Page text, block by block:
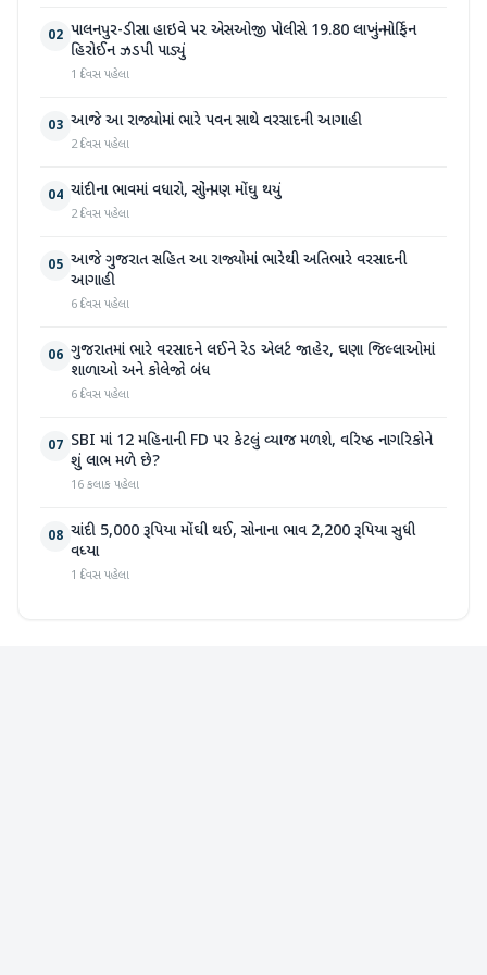
02 પાલનપુર-ડીસા હાઇવે પર એસઓજી પોલીસે 19.80 લાખનું મોર્ફિન
હિરોઈન ઝડપી પાડ્યું
1 દિવસ પહેલા
03 આજે આ રાજ્યોમાં ભારે પવન સાથે વરસાદની આગાહી
2 દિવસ પહેલા
04 ચાંદીના ભાવમાં વધારો, સોનું પણ મોંઘુ થયું
2 દિવસ પહેલા
05 આજે ગુજરાત સહિત આ રાજ્યોમાં ભારેથી અતિભારે વરસાદની
આગાહી
6 દિવસ પહેલા
06 ગુજરાતમાં ભારે વરસાદને લઈને રેડ એલર્ટ જાહેર, ઘણા જિલ્લાઓમાં
શાળાઓ અને કોલેજો બંધ
6 દિવસ પહેલા
07 SBI માં 12 મહિનાની FD પર કેટલું વ્યાજ મળશે, વરિષ્ઠ નાગરિકોને
શું લાભ મળે છે?
16 કલાક પહેલા
08 ચાંદી 5,000 રૂપિયા મોંઘી થઈ, સોનાના ભાવ 2,200 રૂપિયા સુધી
વધ્યા
1 દિવસ પહેલા